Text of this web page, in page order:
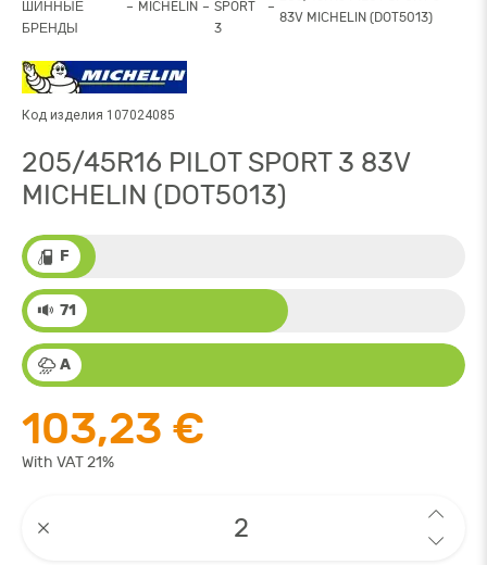
ШИННЫЕ
БРЕНДЫ
MICHELIN
SPORT
3
83V MICHELIN (DOT5013)
Код изделия 107024085
205/45R16 PILOT SPORT 3 83V
MICHELIN (DOT5013)
F
71
A
103,23 €
With VAT 21%